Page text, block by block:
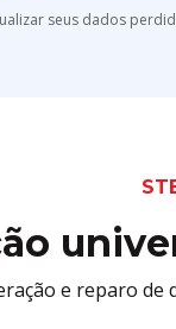
seus dados
e reparo